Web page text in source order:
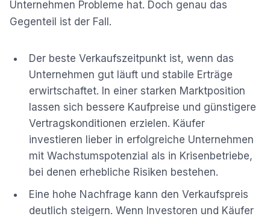
Unternehmen Probleme hat. Doch genau das
Gegenteil ist der Fall.
Der beste Verkaufszeitpunkt ist, wenn das
Unternehmen gut läuft und stabile Erträge
erwirtschaftet. In einer starken Marktposition
lassen sich bessere Kaufpreise und günstigere
Vertragskonditionen erzielen. Käufer
investieren lieber in erfolgreiche Unternehmen
mit Wachstumspotenzial als in Krisenbetriebe,
bei denen erhebliche Risiken bestehen.
Eine hohe Nachfrage kann den Verkaufspreis
deutlich steigern. Wenn Investoren und Käufer